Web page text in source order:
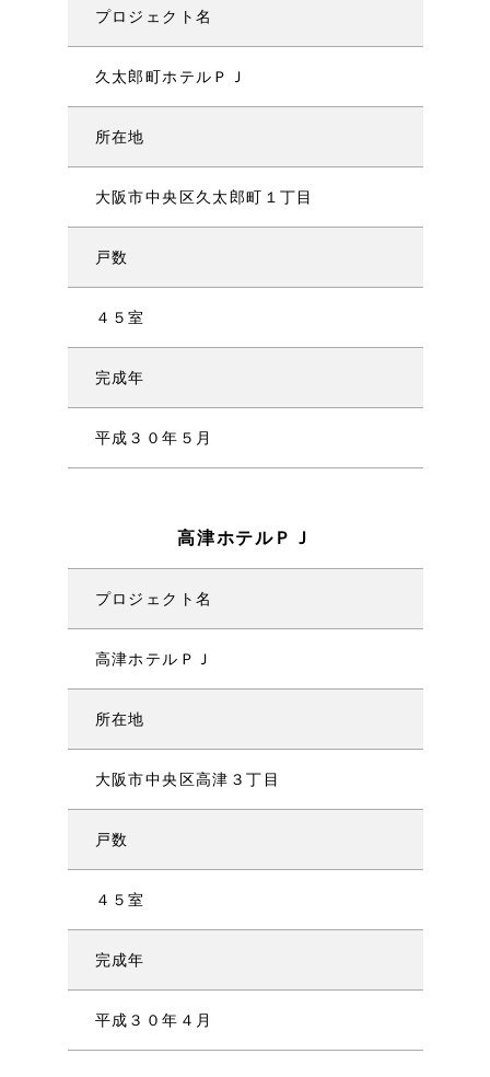
プロジェクト名
久太郎町ホテルＰＪ
所在地
大阪市中央区久太郎町１丁目
戸数
４５室
完成年
平成３０年５月
高津ホテルＰＪ
プロジェクト名
高津ホテルＰＪ
所在地
大阪市中央区高津３丁目
戸数
４５室
完成年
平成３０年４月